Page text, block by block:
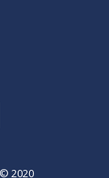
2020